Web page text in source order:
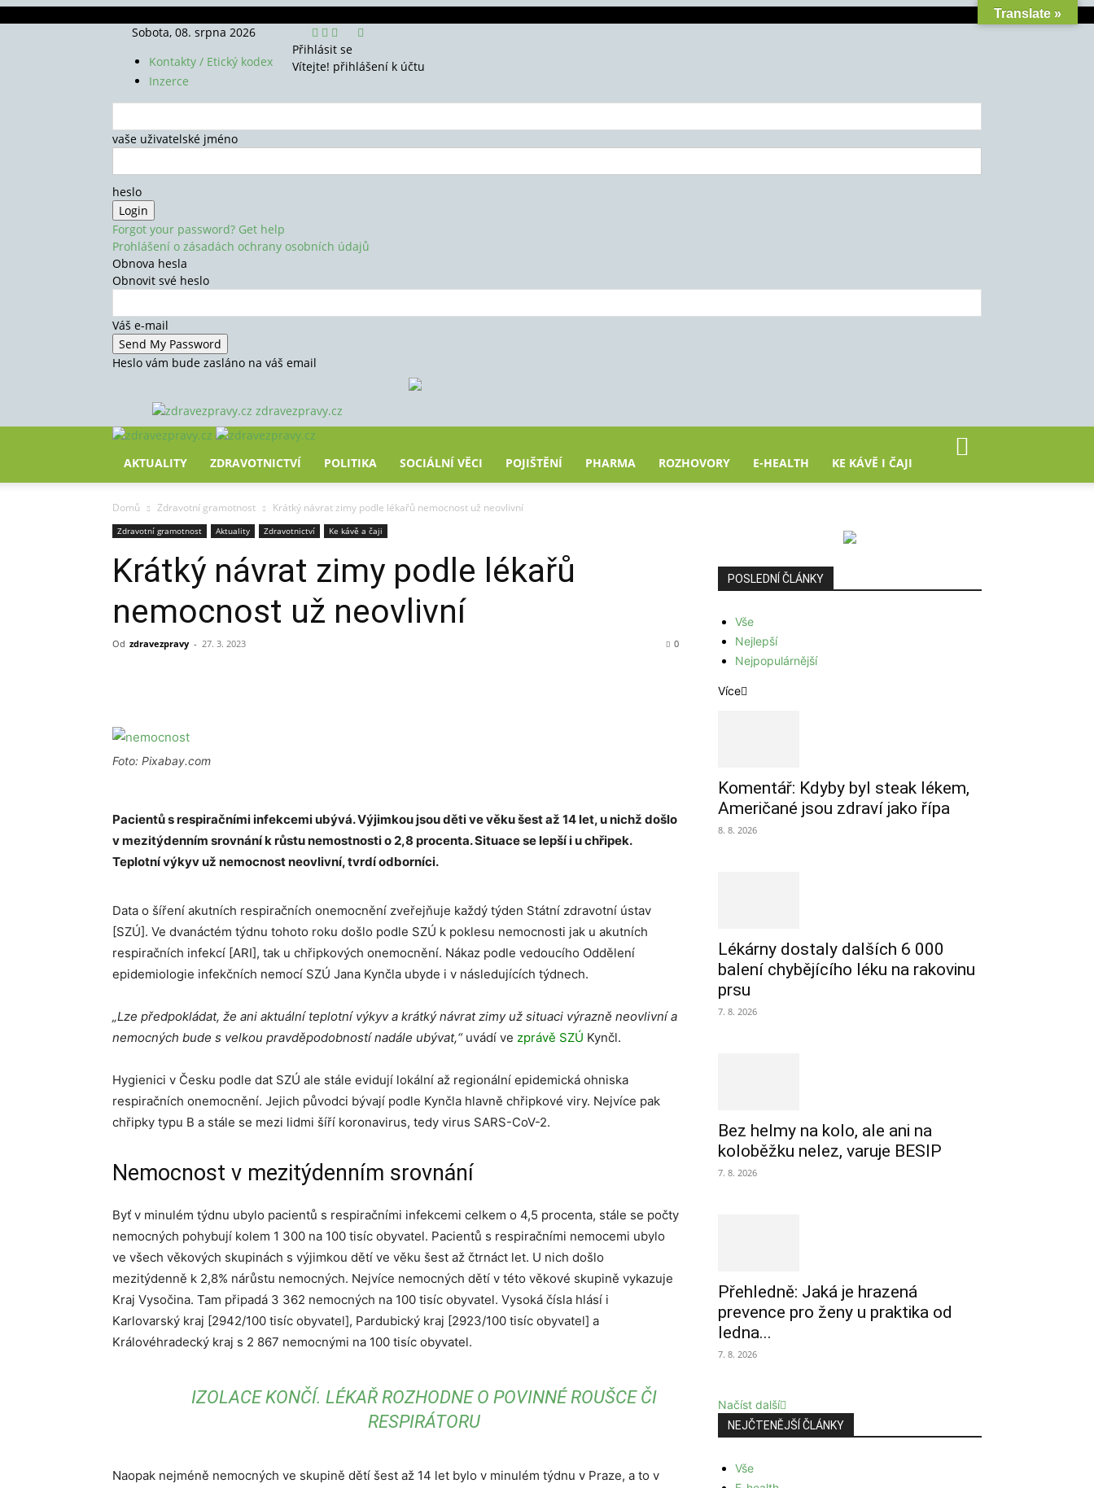
Sobota, 08. srpna 2026
Kontakty / Etický kodex
Inzerce
Přihlásit se
Vítejte! přihlášení k účtu
vaše uživatelské jméno
heslo
Forgot your password? Get help
Prohlášení o zásadách ochrany osobních údajů
Obnova hesla
Obnovit své heslo
Váš e-mail
Heslo vám bude zasláno na váš email
zdravezpravy.cz
AKTUALITY ZDRAVOTNICTVÍ POLITIKA SOCIÁLNÍ VĚCI POJIŠTĚNÍ PHARMA ROZHOVORY E-HEALTH KE KÁVĚ I ČAJI
Domů Zdravotní gramotnost Krátký návrat zimy podle lékařů nemocnost už neovlivní
Zdravotní gramotnost Aktuality Zdravotnictví Ke kávě a čaji
Krátký návrat zimy podle lékařů
nemocnost už neovlivní
Od zdravezpravy - 27. 3. 2023 0
Foto: Pixabay.com
Pacientů s respiračními infekcemi ubývá. Výjimkou jsou děti ve věku šest až 14 let, u nichž došlo
v mezitýdenním srovnání k růstu nemostnosti o 2,8 procenta. Situace se lepší i u chřipek.
Teplotní výkyv už nemocnost neovlivní, tvrdí odborníci.
Data o šíření akutních respiračních onemocnění zveřejňuje každý týden Státní zdravotní ústav
[SZÚ]. Ve dvanáctém týdnu tohoto roku došlo podle SZÚ k poklesu nemocnosti jak u akutních
respiračních infekcí [ARI], tak u chřipkových onemocnění. Nákaz podle vedoucího Oddělení
epidemiologie infekčních nemocí SZÚ Jana Kynčla ubyde i v následujících týdnech.
„Lze předpokládat, že ani aktuální teplotní výkyv a krátký návrat zimy už situaci výrazně neovlivní a
nemocných bude s velkou pravděpodobností nadále ubývat,“uvádí ve zprávě SZÚ Kynčl.
Hygienici v Česku podle dat SZÚ ale stále evidují lokální až regionální epidemická ohniska
respiračních onemocnění. Jejich původci bývají podle Kynčla hlavně chřipkové viry. Nejvíce pak
chřipky typu B a stále se mezi lidmi šíří koronavirus, tedy virus SARS-CoV-2.
Nemocnost v mezitýdenním srovnání
Byť v minulém týdnu ubylo pacientů s respiračními infekcemi celkem o 4,5 procenta, stále se počty
nemocných pohybují kolem 1 300 na 100 tisíc obyvatel. Pacientů s respiračními nemocemi ubylo
ve všech věkových skupinách s výjimkou dětí ve věku šest až čtrnáct let. U nich došlo
mezitýdenně k 2,8% nárůstu nemocných. Nejvíce nemocných dětí v této věkové skupině vykazuje
Kraj Vysočina. Tam připadá 3 362 nemocných na 100 tisíc obyvatel. Vysoká čísla hlásí i
Karlovarský kraj [2942/100 tisíc obyvatel], Pardubický kraj [2923/100 tisíc obyvatel] a
Královéhradecký kraj s 2 867 nemocnými na 100 tisíc obyvatel.
IZOLACE KONČÍ. LÉKAŘ ROZHODNE O POVINNÉ ROUŠCE ČI
RESPIRÁTORU
Naopak nejméně nemocných ve skupině dětí šest až 14 let bylo v minulém týdnu v Praze, a to v
POSLEDNÍ ČLÁNKY
Vše
Nejlepší
Nejpopulárnější
Více
Komentář: Kdyby byl steak lékem,
Američané jsou zdraví jako řípa
8. 8. 2026
Lékárny dostaly dalších 6 000
balení chybějícího léku na rakovinu
prsu
7. 8. 2026
Bez helmy na kolo, ale ani na
koloběžku nelez, varuje BESIP
7. 8. 2026
Přehledně: Jaká je hrazená
prevence pro ženy u praktika od
ledna...
7. 8. 2026
Načíst další
NEJČTENĚJŠÍ ČLÁNKY
Vše
Translate »